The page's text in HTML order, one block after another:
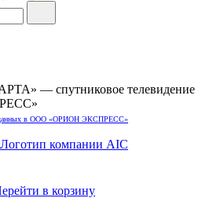
— спутниковое телевидение
данных в ООО «ОРИОН ЭКСПРЕСС»
в корзину